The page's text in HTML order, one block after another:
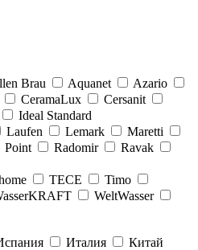
Brau Aquanet
Azario
CeramaLux
Cersanit
Ideal Standard
Laufen Lemark
Maretti
Point Radomir
Ravak
TECE
Timo
WeltWasser
Италия
Китай